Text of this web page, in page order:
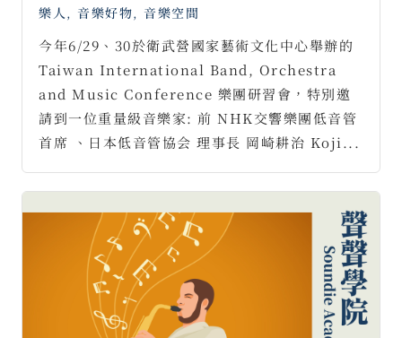
樂人 , 音樂好物, 音樂空間
今年6/29、30於衛武營國家藝術文化中心舉辦的
Taiwan International Band, Orchestra
and Music Conference 樂團研習會，特別邀
請到一位重量級音樂家: 前 NHK交響樂團低音管
首席 、日本低音管協会 理事長 岡崎耕治 Koji...